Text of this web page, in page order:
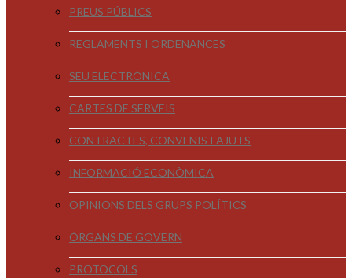
PREUS PÚBLICS
REGLAMENTS I ORDENANCES
SEU ELECTRÒNICA
CARTES DE SERVEIS
CONTRACTES, CONVENIS I AJUTS
INFORMACIÓ ECONÒMICA
OPINIONS DELS GRUPS POLÍTICS
ÒRGANS DE GOVERN
PROTOCOLS